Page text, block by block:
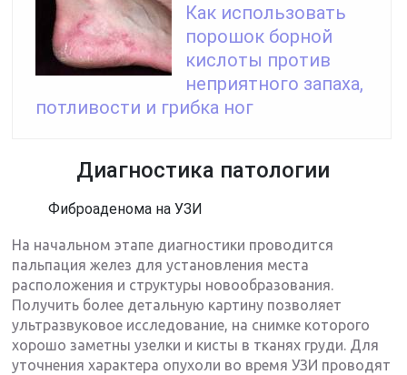
Как использовать
порошок борной
кислоты против
неприятного запаха,
потливости и грибка ног
Диагностика патологии
Фиброаденома на УЗИ
На начальном этапе диагностики проводится
пальпация желез для установления места
расположения и структуры новообразования.
Получить более детальную картину позволяет
ультразвуковое исследование, на снимке которого
хорошо заметны узелки и кисты в тканях груди. Для
уточнения характера опухоли во время УЗИ проводят